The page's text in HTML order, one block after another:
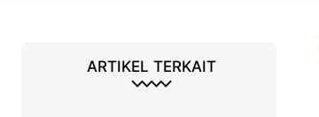
ARTIKEL TERKAIT